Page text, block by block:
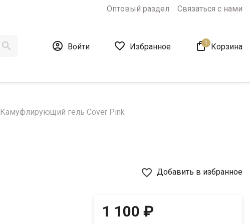
Оптовый раздел Связаться с нами
  Войти  Избранное  Корзина
1
Камуфлирующий гель Cover Pink
favorite_border Добавить в избранное
1 100 ₽